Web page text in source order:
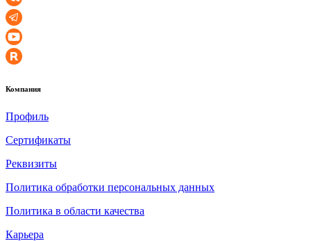
Компания
Профиль
Сертификаты
Реквизиты
Политика обработки персональных данных
Политика в области качества
Карьера